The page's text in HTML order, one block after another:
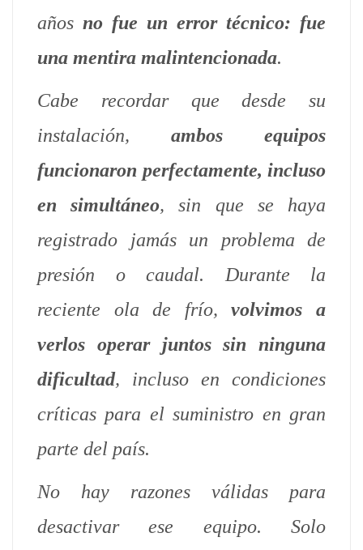
años no fue un error técnico: fue
una mentira malintencionada.
Cabe recordar que desde su
instalación, ambos equipos
funcionaron perfectamente, incluso
en simultáneo, sin que se haya
registrado jamás un problema de
presión o caudal. Durante la
reciente ola de frío,volvimos a
verlos operar juntos sin ninguna
dificultad, incluso en condiciones
críticas para el suministro en gran
parte del país.
No hay razones válidas para
desactivar ese equipo. Solo